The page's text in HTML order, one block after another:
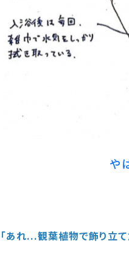
や
「あれ...観葉植物で飾り立